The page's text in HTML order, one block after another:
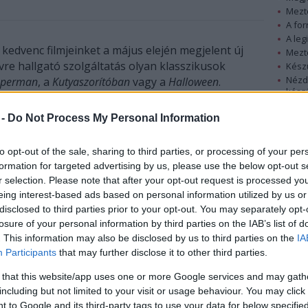
Do Not Process My Personal Information
opt-out of the sale, sharing to third parties, or processing of your
for targeted advertising by us, please use the below opt-out
selection. Please note that after your opt-out request is processed
interest-based ads based on personal information utilized by us
to third parties prior to your opt-out. You may separately
of your personal information by third parties on the IAB’s list of
This information may also be disclosed by us to third parties on the
Participants that may further disclose it to other third parties.
that this website/app uses one or more Google services and may
but not limited to your visit or usage behaviour. You may
to Google and its third-party tags to use your data for below
filmjeinket a május elején megjelent új
hallgató szolgáltatás olyan klasszikusok
, a Kutyaszorítóban vagy a Halloween.
teszi a mozirajongóknak, hogy online
interjúkhoz és különböző
filmjeiket nézik. AHalloween esetében például a
fel a felületen. A felhasználók le is
egy interjút a rendezővel, John Carpenterrel,
beszél.
a kínálatban, mint aSuperman, a
vagy aSzellemirtók. A terv szerint a készítők
hozzáadni a gyűjteményhez. A
szerint az anyagok 90%-a újdonság, és
fel az online felületre átalakítva.
A
A